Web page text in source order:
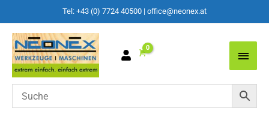
Tel: +43 (0) 7724 40500 | office@neonex.at
Main